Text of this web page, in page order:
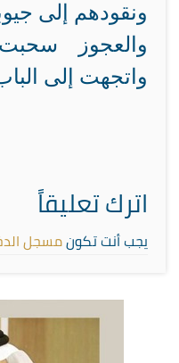
ونقودهم إلى
والعجوز
واتجهت إلى
اترك تعليقاً
يجب أنت تكونمسجل